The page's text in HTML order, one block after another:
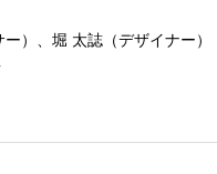
）、堀 太誌（デザイナー）